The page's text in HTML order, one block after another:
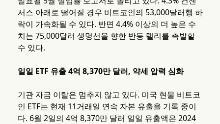
서스 아래로 떨어질 경우 비트코인의 53,000달러행 하
락이 가속화될 수 있다. 반면 4.4% 이상의 더 높은 수
치는 75,000달러 생명선을 향한 반등 랠리를 촉발할
수 있다.
일일 ETF 유출 4억 8,370만 달러, 약세 압력 심화
기관 자금 이탈은 멈추지 않고 있다. 미국 현물 비트코
인 ETF는 현재 11거래일 연속 자본 유출을 기록 중이
다. 6월 2일의 4억 8,370만 달러 일일 유출액은 2024